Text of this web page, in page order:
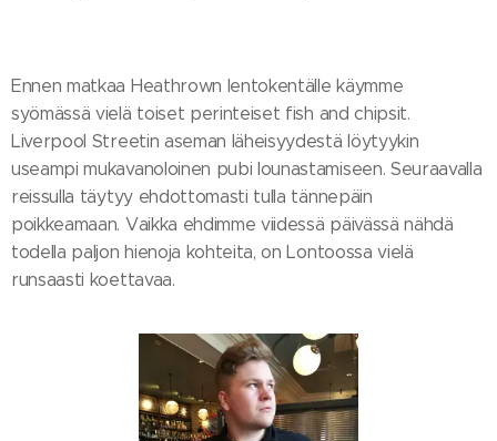
Ennen matkaa Heathrown lentokentälle käymme
syömässä vielä toiset perinteiset fish and chipsit.
Liverpool Streetin aseman läheisyydestä löytyykin
useampi mukavanoloinen pubi lounastamiseen. Seuraavalla
reissulla täytyy ehdottomasti tulla tännepäin
poikkeamaan. Vaikka ehdimme viidessä päivässä nähdä
todella paljon hienoja kohteita, on Lontoossa vielä
runsaasti koettavaa.